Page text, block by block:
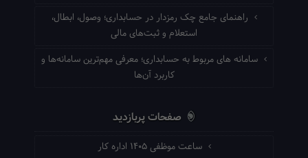
راهنمای جامع چک رمزدار در حسابداری؛ وصول، ابطال،
استعلام و ثبت‌های مالی
سامانه های مربوط به حسابداری؛ معرفی مهم‌ترین سامانه‌ها و
کاربرد آن‌ها
صفحات پربازدید
ساعت موظفی ۱۴۰۵ اداره کار